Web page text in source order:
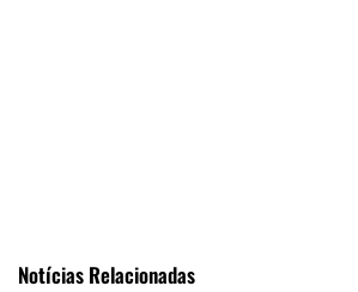
Notícias Relacionadas